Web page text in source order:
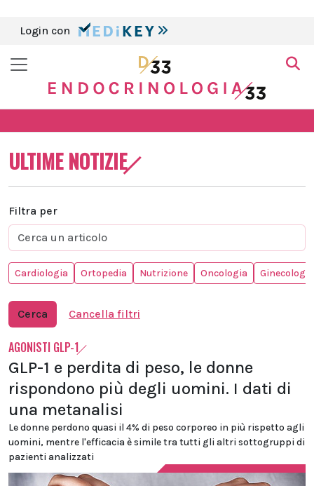
Login con
ULTIME NOTIZIE
Filtra per
Cardiologia Ortopedia Nutrizione Oncologia Ginecologia
Cerca Cancella filtri
AGONISTI GLP-1
GLP-1 e perdita di peso, le donne
rispondono più degli uomini. I dati di
una metanalisi
Le donne perdono quasi il 4% di peso corporeo in più rispetto agli
uomini, mentre l'efficacia è simile tra tutti gli altri sottogruppi di
pazienti analizzati